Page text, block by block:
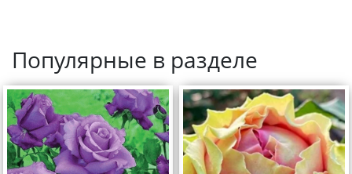
Популярные в разделе